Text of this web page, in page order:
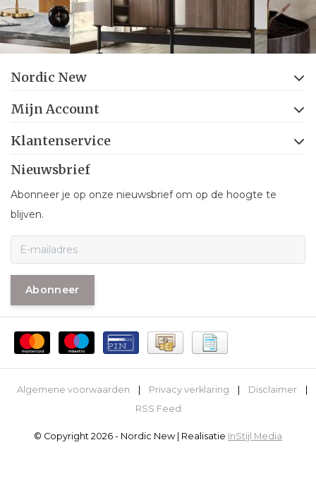
Nordic New
Mijn Account
Klantenservice
Nieuwsbrief
Abonneer je op onze nieuwsbrief om op de hoogte te
blijven.
Abonneer
Algemene voorwaarden Privacy verklaring Disclaimer
RSS Feed
© Copyright 2026 - Nordic New | Realisatie InStijl Media